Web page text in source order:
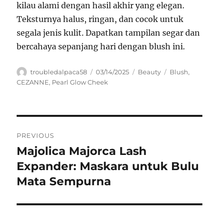
kilau alami dengan hasil akhir yang elegan.
Teksturnya halus, ringan, dan cocok untuk
segala jenis kulit. Dapatkan tampilan segar dan
bercahaya sepanjang hari dengan blush ini.
Author
troubledalpaca58
Posted
on
03/14/2025 Categories
Beauty Tags
Blush,
CEZANNE, Pearl Glow Cheek
pos
PREVIOUS
Previous
post:
Majolica Majorca Lash
Expander: Maskara untuk Bulu
Mata Sempurna